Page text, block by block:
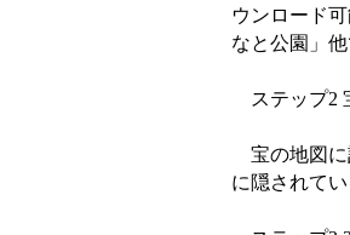
ウンロード
なと公園」
ステップ2
宝の地図に
に隠されて